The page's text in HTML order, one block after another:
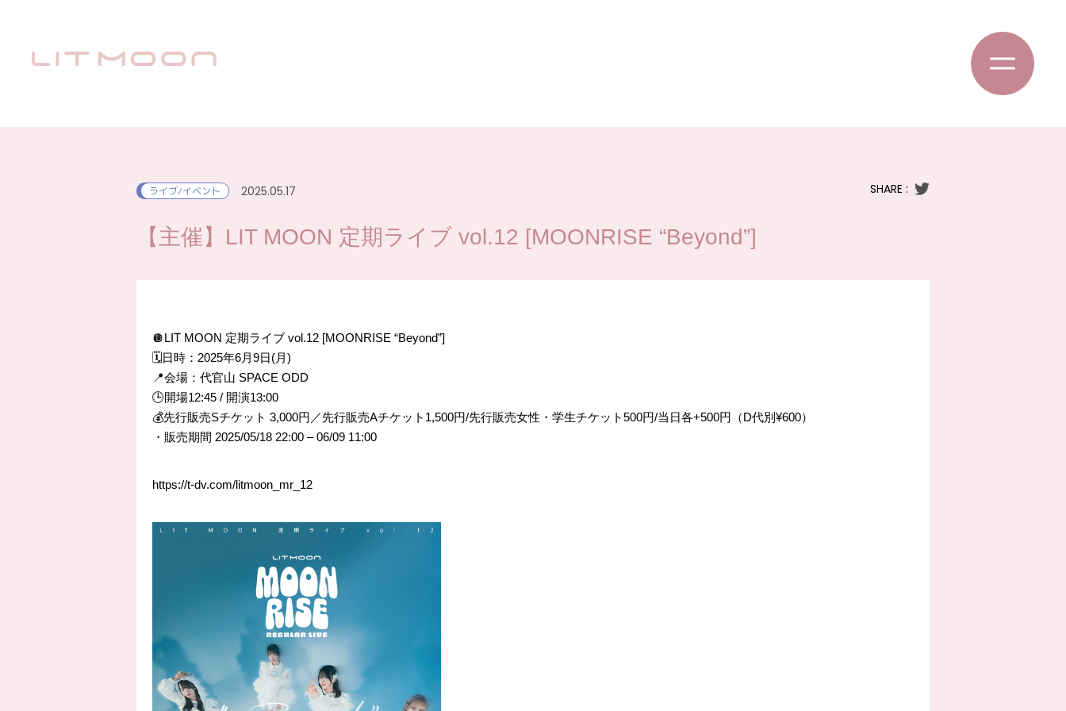
ライブ/イベント 2025.05.17 SHARE :
【主催】LIT MOON 定期ライブ vol.12 [MOONRISE “Beyond”]
🪩LIT MOON 定期ライブ vol.12 [MOONRISE “Beyond”]
🗓️日時：2025年6月9日(月)
📍会場：代官山 SPACE ODD
🕒開場12:45 / 開演13:00
💰先行販売Sチケット 3,000円／先行販売Aチケット1,500円/先行販売女性・学生チケット500円/当日各+500円（D代別¥600）
・販売期間 2025/05/18 22:00 – 06/09 11:00
https://t-dv.com/litmoon_mr_12